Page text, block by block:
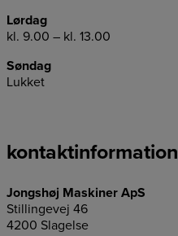
Lørdag
kl. 9.00 – kl. 13.00
Søndag
Lukket
kontaktinformation
Jongshøj Maskiner ApS
Stillingevej 46
4200 Slagelse